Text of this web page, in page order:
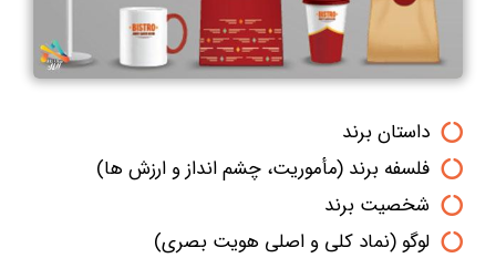
داستان برند
فلسفه برند (مأموریت، چشم انداز و ارزش ها)
شخصیت برند
لوگو (نماد کلی و اصلی هویت بصری)